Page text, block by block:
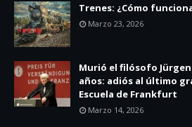
Trenes: ¿Cómo
Marzo 23, 2026
Murió el filósofo Jürgen
años: adiós al último
Escuela de Frankfurt
Marzo 14, 2026